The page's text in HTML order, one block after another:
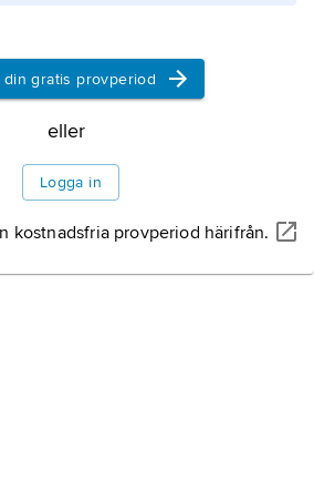
din gratis provperiod
eller
Logga in
kostnadsfria provperiod härifrån.